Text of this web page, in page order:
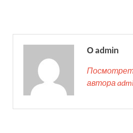
О admin
автора